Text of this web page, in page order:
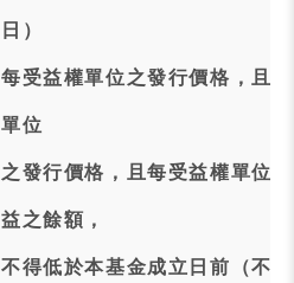
日）
每受益權單位之發行價格，且
單位
之發行價格，且每受益權單位
益之餘額，
不得低於本基金成立日前（不